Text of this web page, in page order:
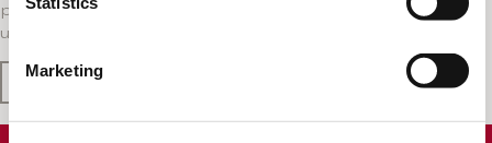
S
e
Marketing
privés et des conditions flexibles, vivez la belle vie dans
une villa au Domes of Elounda.
En savoir plus